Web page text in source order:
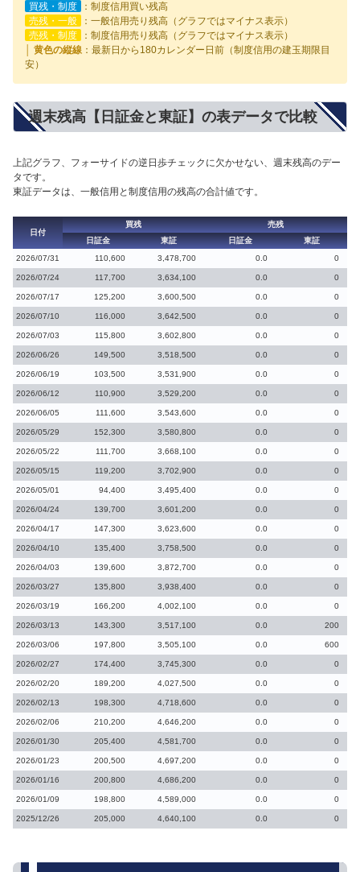
買残・制度
：制度信用買い残高
売残・一般
：一般信用売り残高（グラフではマイナス表示）
売残・制度
：制度信用売り残高（グラフではマイナス表示）
│ 黄色の縦線 ：最新日から180カレンダー日前（制度信用の建玉期限目
安）
週末残高【日証金と東証】の表データで比較
上記グラフ、フォーサイドの逆日歩チェックに欠かせない、週末残高のデー
タです。
東証データは、一般信用と制度信用の残高の合計値です。
日付
買残
売残
日証金
東証 日証金
東証
2026/07/31
110,600 3,478,700 0.0 0
2026/07/24 117,700 3,634,100 0.0 0
2026/07/17 125,200 3,600,500 0.0 0
2026/07/10 116,000 3,642,500 0.0 0
2026/07/03 115,800 3,602,800 0.0 0
2026/06/26 149,500 3,518,500 0.0 0
2026/06/19 103,500 3,531,900 0.0 0
2026/06/12 110,900 3,529,200 0.0 0
2026/06/05 111,600 3,543,600 0.0 0
2026/05/29 152,300 3,580,800 0.0 0
2026/05/22 111,700 3,668,100 0.0 0
2026/05/15 119,200 3,702,900 0.0 0
2026/05/01 94,400 3,495,400 0.0 0
2026/04/24 139,700 3,601,200 0.0 0
2026/04/17 147,300 3,623,600 0.0 0
2026/04/10 135,400 3,758,500 0.0 0
2026/04/03 139,600 3,872,700 0.0 0
2026/03/27 135,800 3,938,400 0.0 0
2026/03/19 166,200 4,002,100 0.0 0
2026/03/13 143,300 3,517,100 0.0 200
2026/03/06 197,800 3,505,100 0.0 600
2026/02/27 174,400 3,745,300 0.0 0
2026/02/20 189,200 4,027,500 0.0 0
2026/02/13 198,300 4,718,600 0.0 0
2026/02/06 210,200 4,646,200 0.0 0
2026/01/30 205,400 4,581,700 0.0 0
2026/01/23 200,500 4,697,200 0.0 0
2026/01/16 200,800 4,686,200 0.0 0
2026/01/09 198,800 4,589,000 0.0 0
2025/12/26 205,000 4,640,100 0.0 0